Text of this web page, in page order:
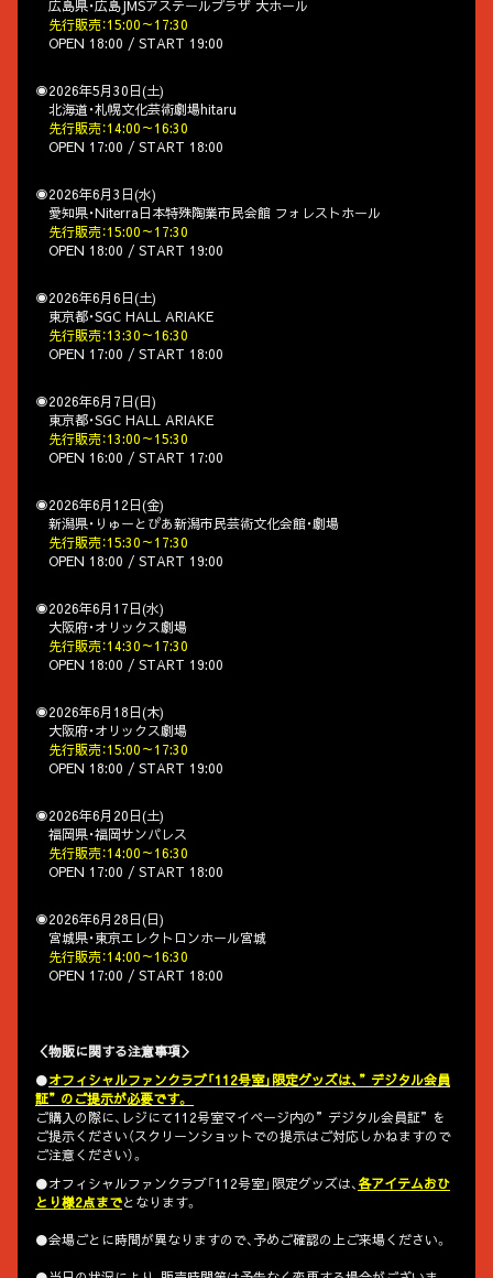
広島県・広島JMSアステールプラザ 大ホール
先行販売：15:00～17:30
OPEN 18:00 / START 19:00
◉2026年5月30日(土)
北海道・札幌文化芸術劇場hitaru
先行販売：14:00～16:30
OPEN 17:00 / START 18:00
◉2026年6月3日(水)
愛知県・Niterra日本特殊陶業市民会館 フォレストホール
先行販売：15:00～17:30
OPEN 18:00 / START 19:00
◉2026年6月6日(土)
東京都・SGC HALL ARIAKE
先行販売：13:30～16:30
OPEN 17:00 / START 18:00
◉2026年6月7日(日)
東京都・SGC HALL ARIAKE
先行販売：13:00～15:30
OPEN 16:00 / START 17:00
◉2026年6月12日(金)
新潟県・りゅーとぴあ新潟市民芸術文化会館・劇場
先行販売：15:30～17:30
OPEN 18:00 / START 19:00
◉2026年6月17日(水)
大阪府・オリックス劇場
先行販売：14:30～17:30
OPEN 18:00 / START 19:00
◉2026年6月18日(木)
大阪府・オリックス劇場
先行販売：15:00～17:30
OPEN 18:00 / START 19:00
◉2026年6月20日(土)
福岡県・福岡サンパレス
先行販売：14:00～16:30
OPEN 17:00 / START 18:00
◉2026年6月28日(日)
宮城県・東京エレクトロンホール宮城
先行販売：14:00～16:30
OPEN 17:00 / START 18:00
＜物販に関する注意事項＞
●オフィシャルファンクラブ「112号室」限定グッズは、”デジタル会員
証”のご提示が必要です。
ご購入の際に、レジにて112号室マイページ内の”デジタル会員証”を
ご提示ください（スクリーンショットでの提示はご対応しかねますので
ご注意ください）。
●オフィシャルファンクラブ「112号室」限定グッズは、 各アイテムおひ
とり様2点までとなります。
●会場ごとに時間が異なりますので、予めご確認の上ご来場ください。